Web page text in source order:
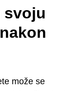
svoju
može se